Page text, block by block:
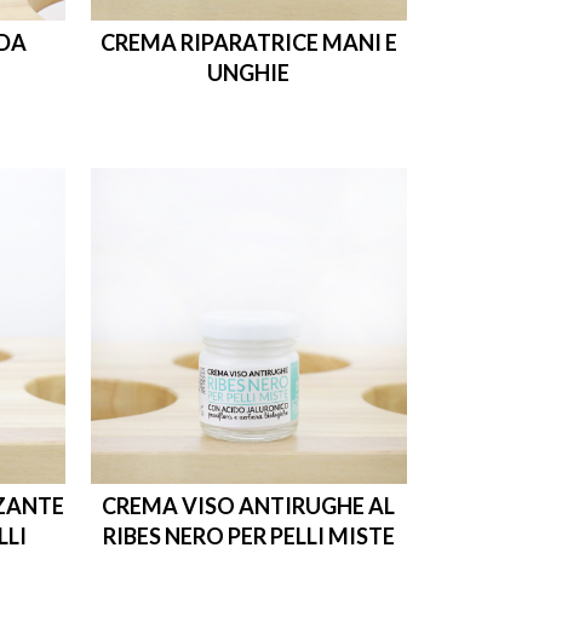
CREMA RIPARATRICE MANI E
UNGHIE
CREMA VISO ANTIRUGHE AL
RIBES NERO PER PELLI MISTE